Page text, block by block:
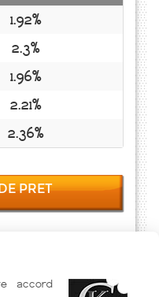
1.92%
2.3%
1.96%
2.21%
2.36%
PRET
les semaines. Taux
bancaires. Meilleur Taux
accord